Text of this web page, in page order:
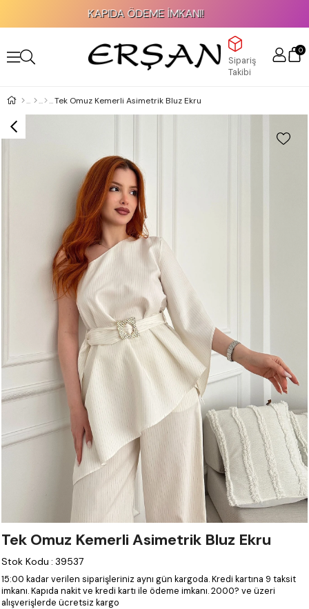
KAPIDA ÖDEME İMKANI!
Sipariş
Takibi
0
Tek Omuz Kemerli Asimetrik Bluz Ekru
Tek Omuz Kemerli Asimetrik Bluz Ekru
Stok Kodu : 39537
15:00 kadar verilen siparişleriniz aynı gün kargoda.Kredi kartına 9 taksit
imkanı.Kapıda nakit ve kredi kartı ile ödeme imkanı.2000? ve üzeri
alışverişlerde ücretsiz kargo